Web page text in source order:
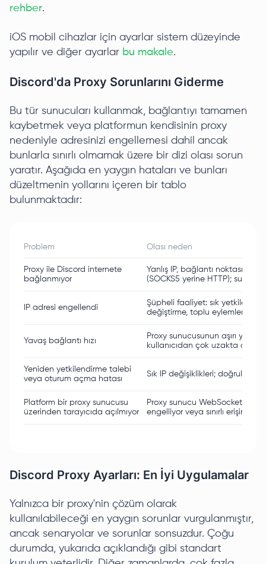
rehber.
iOS mobil cihazlar için ayarlar sistem düzeyinde
yapılır ve diğer ayarlar bu makale.
Discord'da Proxy Sorunlarını Giderme
Bu tür sunucuları kullanmak, bağlantıyı tamamen
kaybetmek veya platformun kendisinin proxy
nedeniyle adresinizi engellemesi dahil ancak
bunlarla sınırlı olmamak üzere bir dizi olası sorun
yaratır. Aşağıda en yaygın hataları ve bunları
düzeltmenin yollarını içeren bir tablo
bulunmaktadır:
Problem Olası neden
Proxy ile Discord internete
bağlanmıyor
Yanlış IP, bağlantı noktası
(SOCKS5 yerine HTTP); sunucu
IP adresi engellendi
Şüpheli faaliyet: sık
değiştirme, toplu eylemler
Yavaş bağlantı hızı
Proxy sunucusunun aşırı
kullanıcıdan çok uzakta olması
Yeniden yetkilendirme talebi
veya oturum açma hatası
Sık IP değişiklikleri; doğrulama
Platform bir proxy sunucusu
üzerinden tarayıcıda açılmıyor
Proxy sunucu WebSocket
engelliyor veya sınırlı erişime
Discord Proxy Ayarları: En İyi Uygulamalar
Yalnızca bir proxy'nin çözüm olarak
kullanılabileceği en yaygın sorunlar vurgulanmıştır,
ancak senaryolar ve sorunlar sonsuzdur. Çoğu
durumda, yukarıda açıklandığı gibi standart